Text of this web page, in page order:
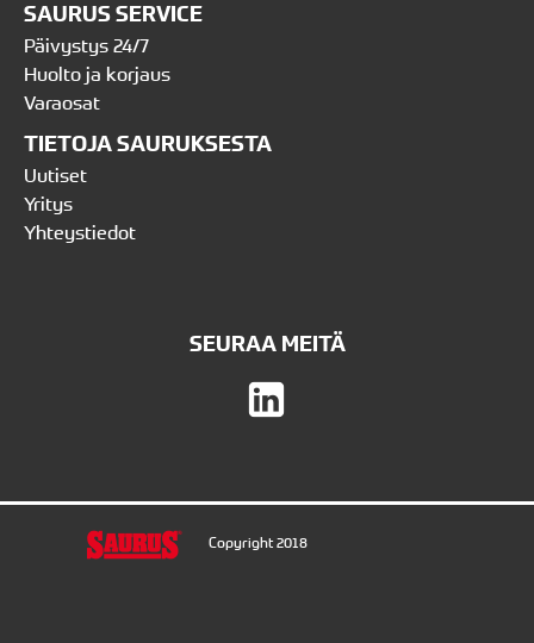
SAURUS SERVICE
Päivystys 24/7
Huolto ja korjaus
Varaosat
TIETOJA SAURUKSESTA
Uutiset
Yritys
Yhteystiedot
SEURAA MEITÄ
Copyright 2018